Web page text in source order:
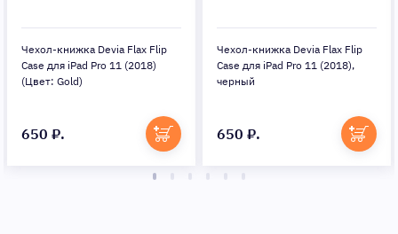
Чехол-книжка Devia Flax Flip
Case для iPad Pro 11 (2018)
(Цвет: Gold)
650 ₽.
Чехол-книжка Devia Flax Flip
Case для iPad Pro 11 (2018),
черный
650 ₽.